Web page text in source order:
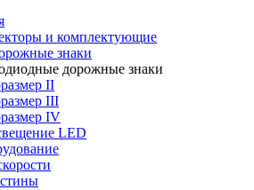
и комплектующие
знаки
дорожные знаки
II
III
IV
LED